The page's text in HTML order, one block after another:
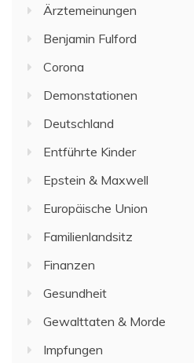
Ärztemeinungen
Benjamin Fulford
Corona
Demonstationen
Deutschland
Entführte Kinder
Epstein & Maxwell
Europäische Union
Familienlandsitz
Finanzen
Gesundheit
Gewalttaten & Morde
Impfungen